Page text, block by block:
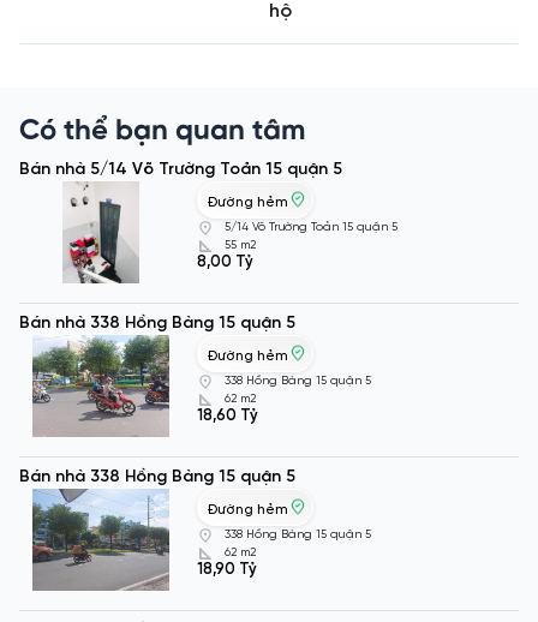
hộ
Có thể bạn quan tâm
Bán nhà 5/14 Võ Trường Toản 15 quận 5
Đường hẻm
5/14 Võ Trường Toản 15 quận 5
55 m2
8,00 Tỷ
Bán nhà 338 Hồng Bàng 15 quận 5
Đường hẻm
338 Hồng Bàng 15 quận 5
62 m2
18,60 Tỷ
Bán nhà 338 Hồng Bàng 15 quận 5
Đường hẻm
338 Hồng Bàng 15 quận 5
62 m2
18,90 Tỷ